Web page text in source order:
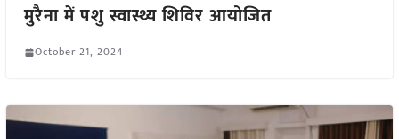
मुरैना में पशु स्वास्थ्य शिविर आयोजित
October 21, 2024